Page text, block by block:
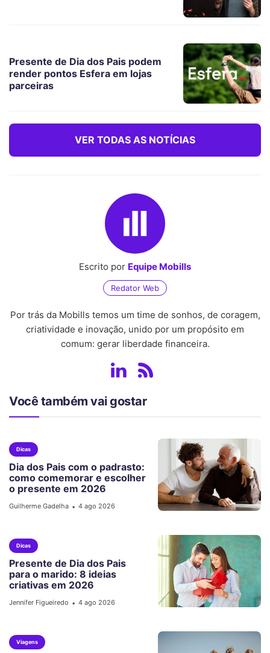
Presente de Dia dos Pais podem
render pontos Esfera em lojas
parceiras
VER TODAS AS NOTÍCIAS
Escrito por Equipe Mobills
Redator Web
Por trás da Mobills temos um time de sonhos, de coragem,
criatividade e inovação, unido por um propósito em
comum: gerar liberdade financeira.
Você também vai gostar
Dicas
Dia dos Pais com o padrasto:
como comemorar e escolher
o presente em 2026
Guilherme Gadelha • 4 ago 2026
Dicas
Presente de Dia dos Pais
para o marido: 8 ideias
criativas em 2026
Jennifer Figueiredo • 4 ago 2026
Viagens